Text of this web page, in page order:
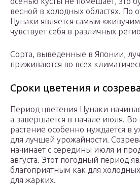
весной в холодных областях. По
Цунаки является самым
чувствует себя в различных
Сорта, выведенные в Японии,
приживаются во всех
Сроки цветения и
Период цветения Цунаки
а завершается в начале июля.
растение особенно нуждается в
для лучшей урожайности.
начинает с середины июля и
августа. Этот погодный период
благоприятным как для
для жарких.